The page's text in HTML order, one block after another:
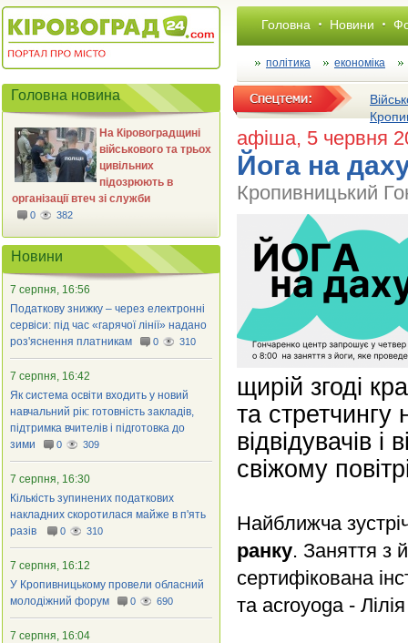
Головна Новини
політика економіка
афіша, 5 червня
Йога на
Кропивницький
щирій згоді
та
відвідувачів
свіжому
Найближча
ранку. Заняття з
сертифікована
та acroyoga -
Головна новина
На Кіровоградщині
військового та трьох
цивільних
підозрюють в
організації втеч зі служби
0 382
Новини
7 серпня, 16:56
Податкову знижку – через електронні
сервіси: під час «гарячої лінії» надано
роз'яснення платникам
0 310
7 серпня, 16:42
Як система освіти входить у новий
навчальний рік: готовність закладів,
підтримка вчителів і підготовка до
зими
0 309
7 серпня, 16:30
Кількість зупинених податкових
накладних скоротилася майже в п'ять
разів
0 310
7 серпня, 16:12
У Кропивницькому провели обласний
молодіжний форум
0 690
7 серпня, 16:04